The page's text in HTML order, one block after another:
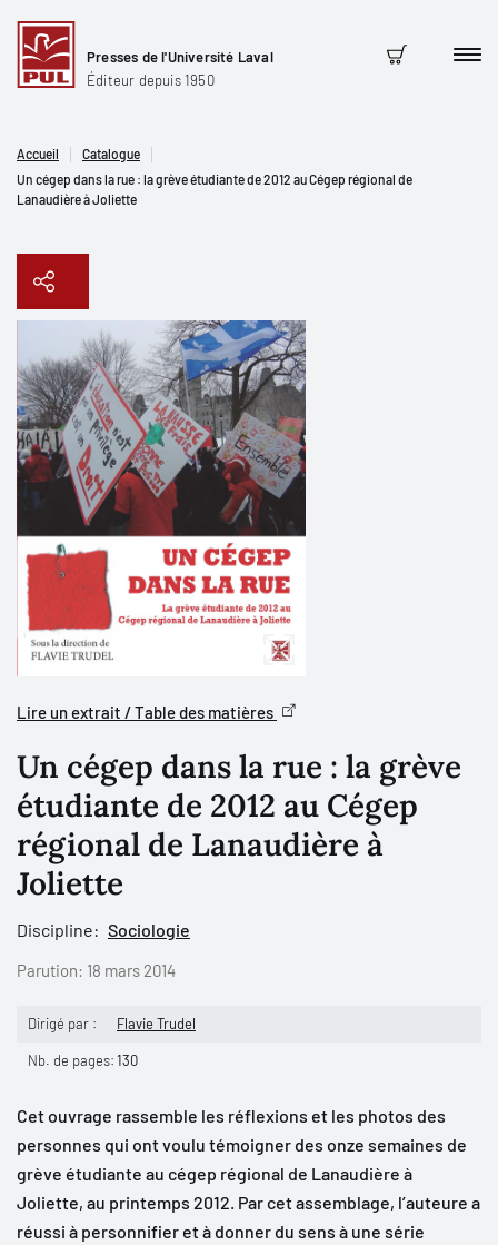
Presses de l'Université Laval
Éditeur depuis 1950
Panier
Accueil
Catalogue
Un cégep dans la rue : la grève étudiante de 2012 au Cégep régional de
Lanaudière à Joliette
Copier le lien
Lire un extrait / Table des matières
Un cégep dans la rue : la grève
étudiante de 2012 au Cégep
régional de Lanaudière à
Joliette
Discipline: Sociologie
Parution: 18 mars 2014
Dirigé par : Flavie Trudel
Nb. de pages:130
Cet ouvrage rassemble les réflexions et les photos des
personnes qui ont voulu témoigner des onze semaines de
grève étudiante au cégep régional de Lanaudière à
Joliette, au printemps 2012. Par cet assemblage, l’auteure a
réussi à personnifier et à donner du sens à une série